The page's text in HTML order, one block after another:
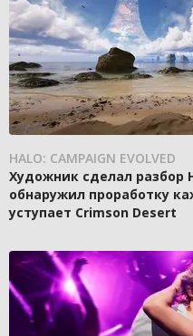
HALO: CAMPAIGN EVOLVED
Художник сделал разбор
обнаружил проработку
уступает Crimson Desert